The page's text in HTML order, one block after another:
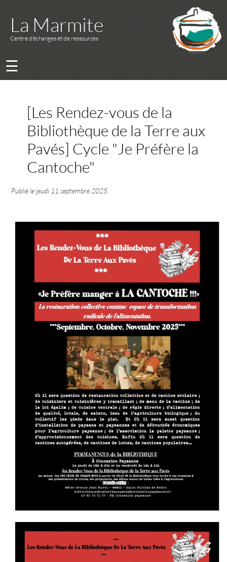
La Marmite
Centre d’échanges et de ressources
☰
[Les Rendez-vous de la
Bibliothèque de la Terre aux
Pavés] Cycle "Je Préfère la
Cantoche"
Publié le jeudi 11 septembre 2025